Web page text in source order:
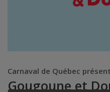
Carnaval de Québec
Gougoune et